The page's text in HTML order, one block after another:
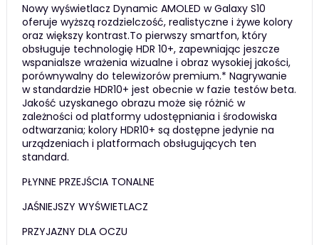
Nowy wyświetlacz Dynamic AMOLED w Galaxy S10
oferuje wyższą rozdzielczość, realistyczne i żywe kolory
oraz większy kontrast.To pierwszy smartfon, który
obsługuje technologię HDR 10+, zapewniając jeszcze
wspanialsze wrażenia wizualne i obraz wysokiej jakości,
porównywalny do telewizorów premium.* Nagrywanie
w standardzie HDR10+ jest obecnie w fazie testów beta.
Jakość uzyskanego obrazu może się różnić w
zależności od platformy udostępniania i środowiska
odtwarzania; kolory HDR10+ są dostępne jedynie na
urządzeniach i platformach obsługujących ten
standard.
PŁYNNE PRZEJŚCIA TONALNE
JAŚNIEJSZY WYŚWIETLACZ
PRZYJAZNY DLA OCZU